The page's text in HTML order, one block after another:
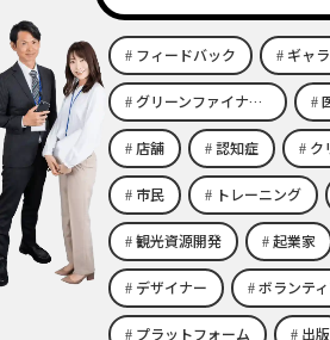
フィードバック ギャ
グリーンファイナンス
店舗 認知症 ク
市民 トレーニング
観光資源開発 起業家
デザイナー ボランテ
プラットフォーム 出版